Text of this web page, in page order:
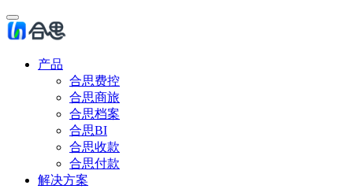
产品
合思费控
合思商旅
合思档案
合思BI
合思收款
合思付款
解决方案